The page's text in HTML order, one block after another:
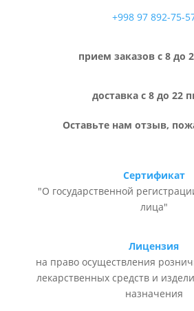
+998 97 892-75-
прием заказов с 8 до
доставка с 8 до 22
Оставьте нам отзыв,
Сертификат
"О государственной
лица"
Лицензия
на право осуществления
лекарственных средств и
назначения